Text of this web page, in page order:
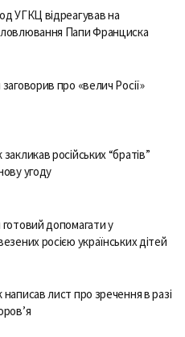
УГКЦ відреагував на
Папи Франциска
про «велич Росії»
російських “брaтів”
угоду
допомагати у
росією українських дітей
лист про зречення в разі